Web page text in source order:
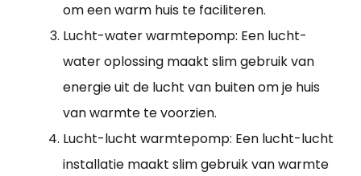
om een warm huis te faciliteren.
Lucht-water warmtepomp: Een lucht-
water oplossing maakt slim gebruik van
energie uit de lucht van buiten om je huis
van warmte te voorzien.
Lucht-lucht warmtepomp: Een lucht-lucht
installatie maakt slim gebruik van warmte